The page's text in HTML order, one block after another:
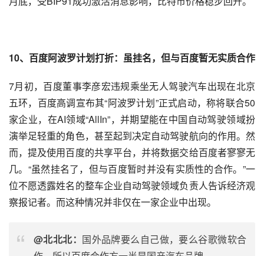
10、百度阿波罗计划打折：虽挂名，但与百度暂无实质合作
7月初，百度董事李彦宏违规乘坐无人驾驶汽车出现在北京
五环，百度高调宣布其“阿波罗计划”正式启动，称将联合50
家企业，在AI领域“AllIn”，并期望能在中国自动驾驶领域扮
演举足轻重的角色，甚至起到决定自动驾驶航向的作用。然
而，提及使用百度的共享平台，并将数据交给百度者寥寥无
几。“虽然挂名了，但与百度暂时并没有实质性的合作。”一
位不愿透露姓名的整车企业自动驾驶领域负责人告诉经济观
察报记者。而这种情况并非仅在一家企业中出现。
@北北北： 国外品牌要么自己做，要么谷歌微软合